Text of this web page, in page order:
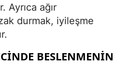
Ayrıca ağır
durmak, iyileşme
BESLENMENIN